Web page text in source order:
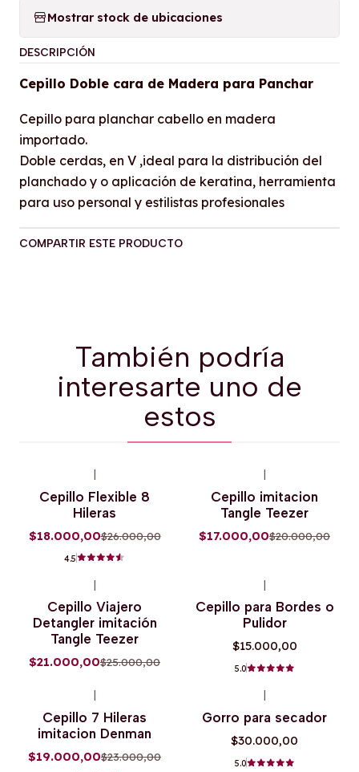
Mostrar stock de ubicaciones
DESCRIPCIÓN
Cepillo Doble cara de Madera para Panchar
Cepillo para planchar cabello en madera
importado.
Doble cerdas, en V ,ideal para la distribución del
planchado y o aplicación de keratina, herramienta
para uso personal y estilistas profesionales
COMPARTIR ESTE PRODUCTO
También podría
interesarte uno de
estos
Cepillo Flexible 8
Hileras
$18.000,00$26.000,00
4.5
Agotado
Cepillo imitacion
Tangle Teezer
$17.000,00$20.000,00
Cepillo Viajero
Detangler imitación
Tangle Teezer
$21.000,00$25.000,00
Cepillo para Bordes o
Pulidor
$15.000,00
5.0
Agotado
Cepillo 7 Hileras
imitacion Denman
$19.000,00$23.000,00
Gorro para secador
$30.000,00
5.0